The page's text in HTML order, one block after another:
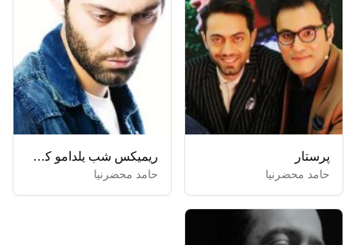
پرستار
حامد محضرنیا
ریمیکس شب یلدامو کل آرزوهامو
حامد محضرنیا